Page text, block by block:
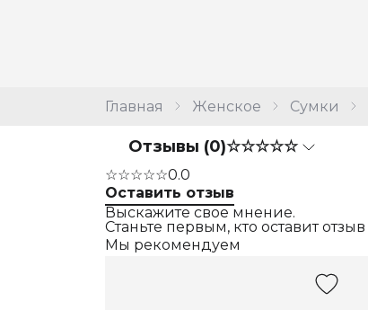
Главная Женское Сумки
Отзывы (0)☆☆☆☆☆
☆☆☆☆☆0.0
Оставить отзыв
Выскажите свое мнение.
Станьте первым, кто оставит отзыв
Мы рекомендуем